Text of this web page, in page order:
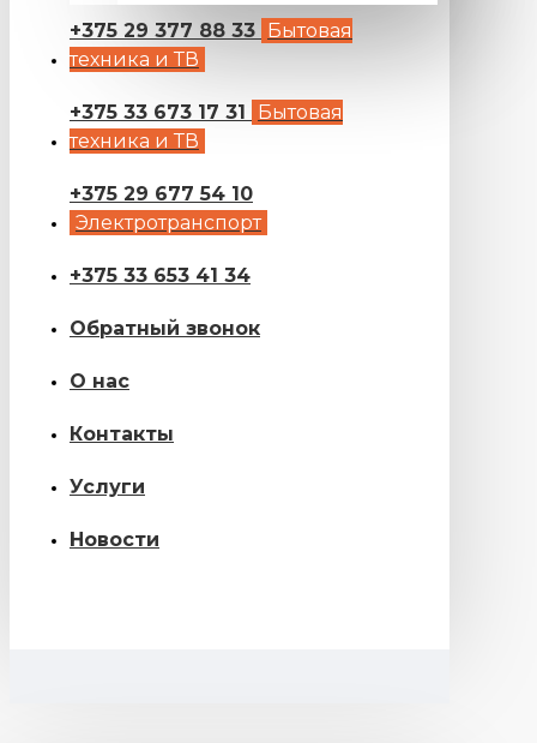
+375 29 377 88 33 Бытовая
техника и ТВ
+375 33 673 17 31
Бытовая
техника и ТВ
+375 29 677 54 10
Электротранспорт
+375 33 653 41 34
Обратный звонок
О нас
Контакты
Услуги
Новости